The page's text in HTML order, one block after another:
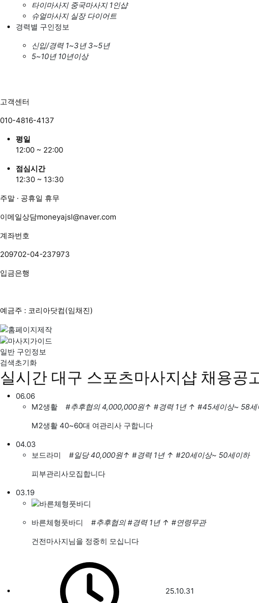
타이마사지 중국마사지 1인샵
슈얼마사지 실장 다이어트
경력별 구인정보
신입/경력 1~3년 3~5년
5~10년 10년이상
고객센터
010-4816-4137
평일
12:00 ~ 22:00
점심시간
12:30 ~ 13:30
주말 · 공휴일 휴무
이메일상담moneyajsl@naver.com
계좌번호
209702-04-237973
입금은행
예금주 : 코리아닷컴(임채진)
일반 구인정보
검색초기화
실시간 대구 스포츠마사지샵 채용공
06.06
M2생활
#추후협의 4,000,000원↑ #경력 1년 ↑ #45세이상~ 58세
M2생활 40~60대 여관리사 구합니다
04.03
보드라미
#일당 40,000원↑ #경력 1년 ↑ #20세이상~ 50세이하
피부관리사모집합니다
03.19
바른체형풋바디 #추후협의 #경력 1년 ↑ #연령무관
건전마사지님을 정중히 모십니다
25.10.31